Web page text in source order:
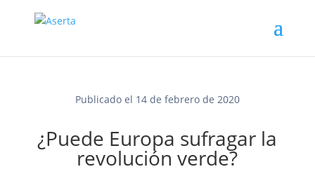
Saltar al contenido
Publicado el 14 de febrero de 2020
¿Puede Europa sufragar la
revolución verde?